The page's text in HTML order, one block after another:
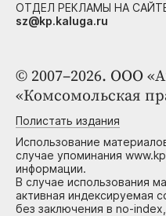
© 2007–2026. ООО
«Комсомольская
Полистать издания
Использование
случае упоминания
информации.
В случае использования
активная индексируемая
без заключения в no-
ОТДЕЛ РЕКЛАМЫ НА
sz@kp.kaluga.ru